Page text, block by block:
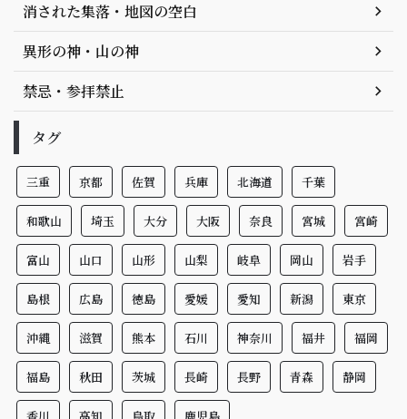
消された集落・地図の空白
異形の神・山の神
禁忌・参拝禁止
タグ
三重 京都 佐賀 兵庫 北海道 千葉
和歌山 埼玉 大分 大阪 奈良 宮城 宮崎
富山 山口 山形 山梨 岐阜 岡山 岩手
島根 広島 徳島 愛媛 愛知 新潟 東京
沖縄 滋賀 熊本 石川 神奈川 福井 福岡
福島 秋田 茨城 長崎 長野 青森 静岡